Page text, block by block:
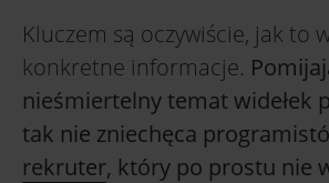
Kluczem są oczywiście, jak to
konkretne informacje.
nieśmiertelny temat widełek
tak nie zniechęca
rekruter, który po prostu nie